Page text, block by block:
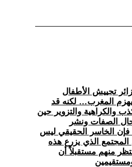
تجييش الأطفال
المغرب… لكنه قد
والكراهية والتزوير حين
الصفات ونشر
فإن الخاسر الحقيقي ليس
الذي يزرع هذه
منهم مستقبلاً أن